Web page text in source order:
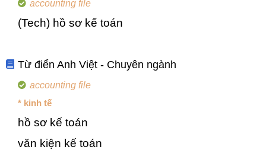
accounting file
(Tech) hồ sơ kế toán
Từ điển Anh Việt - Chuyên ngành
accounting file
* kinh tế
hồ sơ kế toán
văn kiện kế toán